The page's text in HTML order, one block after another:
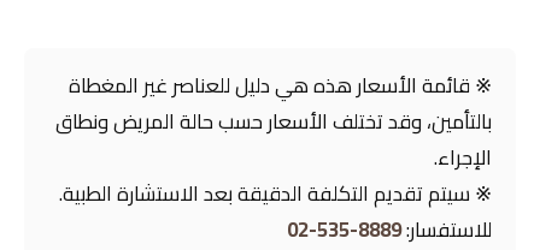
※ قائمة الأسعار هذه هي دليل للعناصر غير المغطاة
بالتأمين، وقد تختلف الأسعار حسب حالة المريض ونطاق
الإجراء.
※ سيتم تقديم التكلفة الدقيقة بعد الاستشارة الطبية.
للاستفسار:02-535-8889